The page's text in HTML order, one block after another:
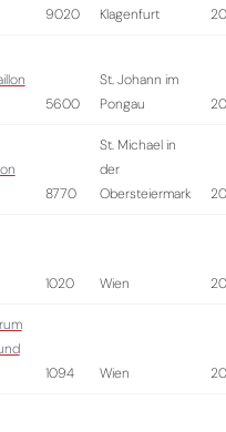
9020 Klagenfurt
5600
St. Johann im
Pongau
8770
St. Michael in
der
Obersteiermark
1020 Wien
1094 Wien